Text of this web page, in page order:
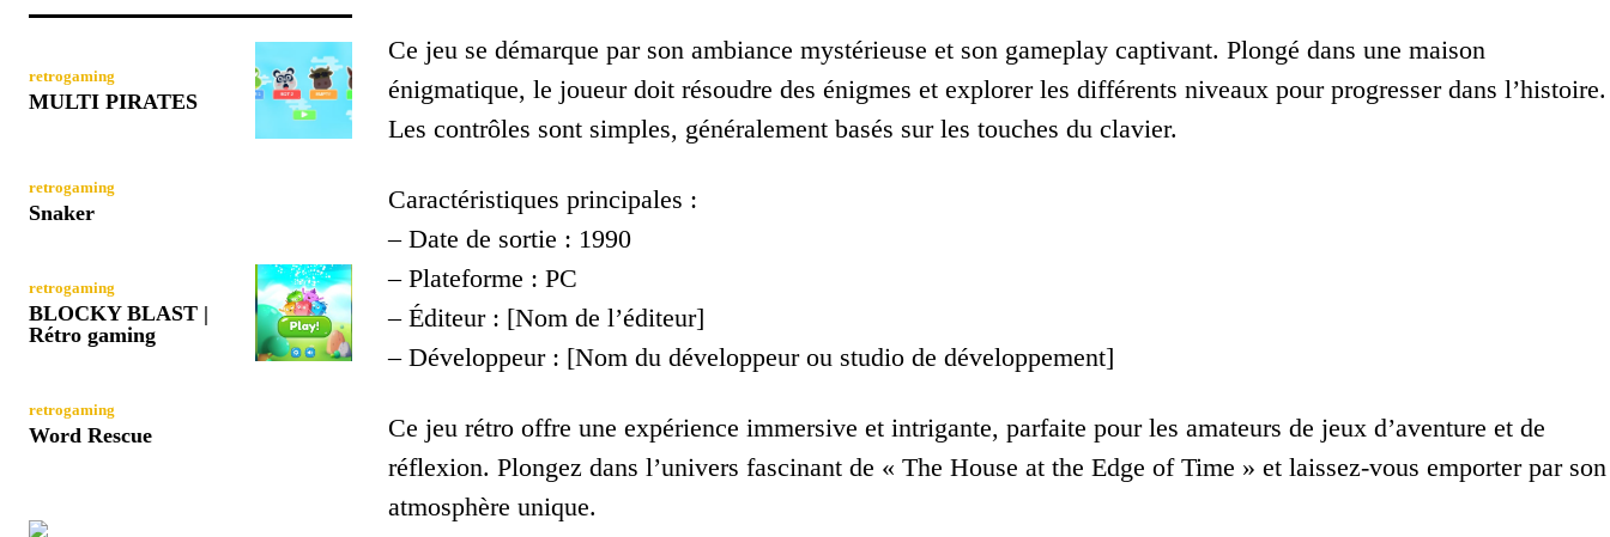
retrogaming
MULTI PIRATES
retrogaming
Snaker
retrogaming
BLOCKY BLAST |
Rétro gaming
retrogaming
Word Rescue
Ce jeu se démarque par son ambiance mystérieuse et son gameplay captivant. Plongé dans une maison
énigmatique, le joueur doit résoudre des énigmes et explorer les différents niveaux pour progresser dans l’histoire.
Les contrôles sont simples, généralement basés sur les touches du clavier.
Caractéristiques principales :
– Date de sortie : 1990
– Plateforme : PC
– Éditeur : [Nom de l’éditeur]
– Développeur : [Nom du développeur ou studio de développement]
Ce jeu rétro offre une expérience immersive et intrigante, parfaite pour les amateurs de jeux d’aventure et de
réflexion. Plongez dans l’univers fascinant de « The House at the Edge of Time » et laissez-vous emporter par son
atmosphère unique.